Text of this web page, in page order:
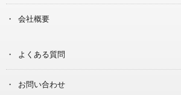
会社概要
よくある質問
お問い合わせ